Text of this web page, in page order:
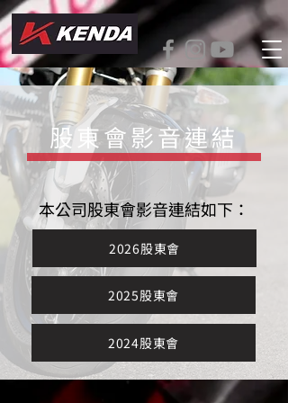
股東會影音連結
本公司股東會影音連結如下：
2026股東會
2025股東會
2024股東會